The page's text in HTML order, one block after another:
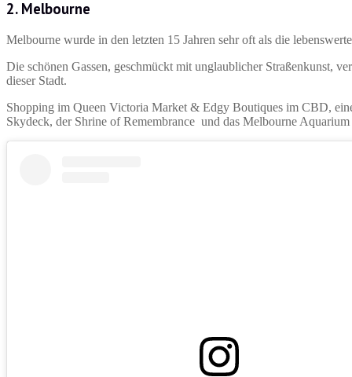
2. Melbourne
Melbourne wurde in den letzten 15 Jahren sehr oft als die
Die schönen Gassen, geschmückt mit unglaublicher Straßenkunst,
dieser Stadt.
Shopping im Queen Victoria Market & Edgy Boutiques im CBD,
Skydeck, der Shrine of Remembrance und das Melbourne